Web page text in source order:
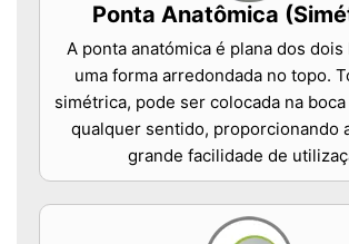
Ponta Anatômica
A ponta anatómica é plana dos dois
uma forma arredondada no topo.
simétrica, pode ser colocada na
qualquer sentido, proporcionando
grande facilidade de